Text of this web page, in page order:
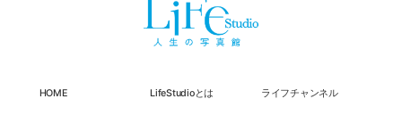
HOME LifeStudioとは ライフチャンネル